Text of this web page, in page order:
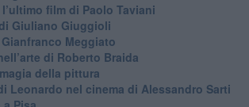
l’ultimo film di Paolo Taviani
Giuliano Giuggioli
Meggiato
di Roberto Braida
della pittura
Leonardo nel cinema di Alessandro Sarti